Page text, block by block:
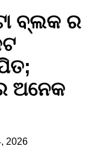
ବ୍ଲକ ର
ଅନେକ
2026